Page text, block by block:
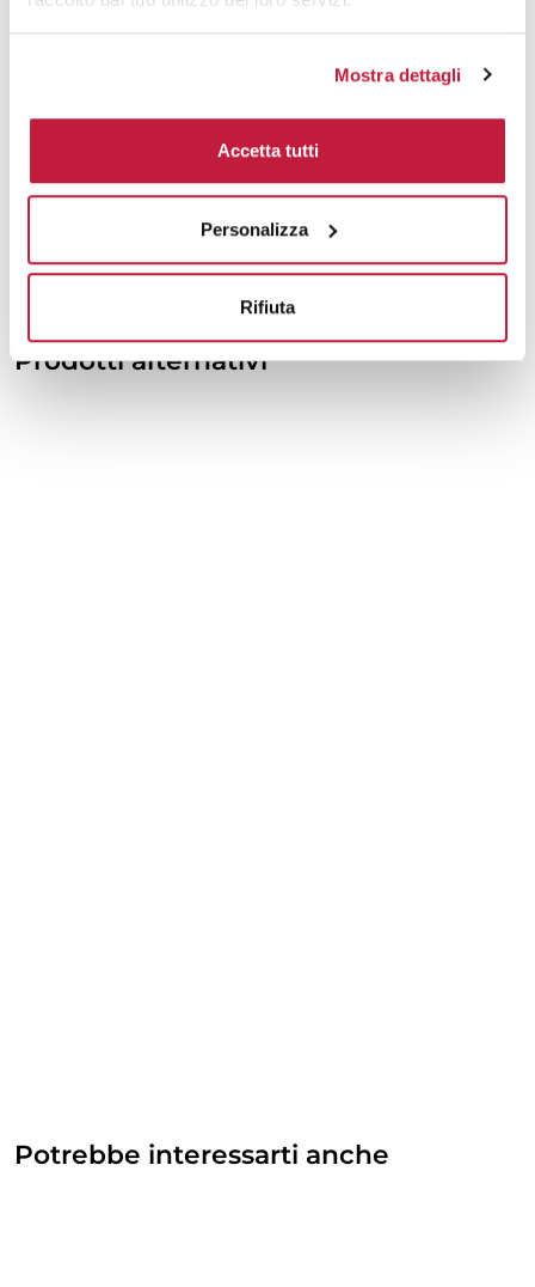
Mostra dettagli
Accetta tutti
Personalizza
Rifiuta
10000 € 3,86 € 4,05
Tecniche di stampa
Area di personalizzazione
Domande e risposte
Prodotti alternativi
Potrebbe interessarti anche